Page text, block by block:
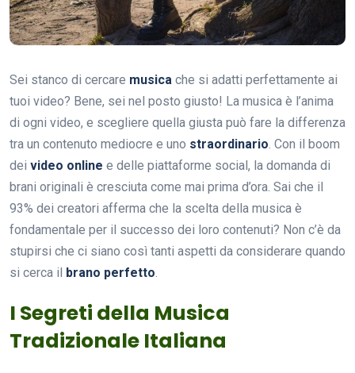
Sei stanco di cercare musica che si adatti perfettamente ai
tuoi video? Bene, sei nel posto giusto! La musica è l’anima
di ogni video, e scegliere quella giusta può fare la differenza
tra un contenuto mediocre e uno straordinario. Con il boom
dei video online e delle piattaforme social, la domanda di
brani originali è cresciuta come mai prima d’ora. Sai che il
93% dei creatori afferma che la scelta della musica è
fondamentale per il successo dei loro contenuti? Non c’è da
stupirsi che ci siano così tanti aspetti da considerare quando
si cerca il brano perfetto.
I Segreti della Musica
Tradizionale Italiana